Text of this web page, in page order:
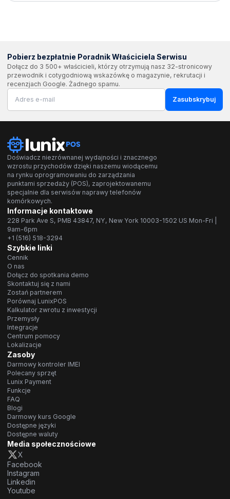
Pobierz bezpłatnie Poradnik Właściciela Serwisu
Dołącz do 3 500+ właścicieli, którzy otrzymują nasz 32-stronicowy
przewodnik i cotygodniową wskazówkę o magazynie, rekrutacji i
recenzjach Google. Żadnego spamu.
Zasubskrybuj
Doświadcz niezrównanej wydajności i znacznego
wzrostu przychodów dzięki naszemu wiodącemu
na rynku oprogramowaniu do zarządzania
punktami sprzedaży (POS), zaprojektowanemu
specjalnie dla serwisów naprawy telefonów
komórkowych.
Informacje kontaktowe
228 Park Ave S, PMB 43847, NY, New York 10003-1502 US Mon-Fri |
9am-6pm
+1 (516) 518-3294
Szybkie linki
Cennik
O nas
Dołącz do spotkania demo
Skontaktuj się z nami
Zostań partnerem
Porównaj LunixPOS
Kalkulator zwrotu z inwestycji
Przemysły
Integracje
Centrum pomocy
Lokalizacje
Zasoby
Darmowy kontroler IMEI
Polecany sprzęt
Lunix Payment
Funkcje
FAQ
Blogi
Darmowy kurs Google
Dostępne języki
Dostępne waluty
Media społecznościowe
X
Facebook
Instagram
Linkedin
Youtube